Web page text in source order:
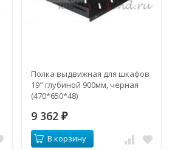
Полка выдвижная для шкафов
19" глубиной 900мм, черная
(470*650*48)
9 362 ₽
В корзину